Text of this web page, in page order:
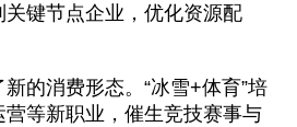
键节点企业，优化资源配
的消费形态。“冰雪+体育”培
等新职业，催生竞技赛事与